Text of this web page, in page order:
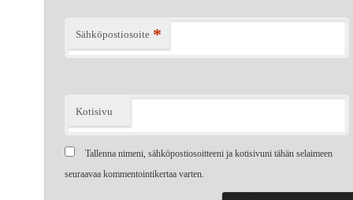
Sähköpostiosoite *
Kotisivu
Tallenna nimeni, sähköpostiosoitteeni ja kotisivuni tähän selaimeen
seuraavaa kommentointikertaa varten.